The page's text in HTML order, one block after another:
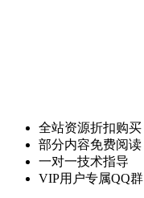
全站资源折扣购买
部分内容免费阅读
一对一技术指导
VIP用户专属QQ群